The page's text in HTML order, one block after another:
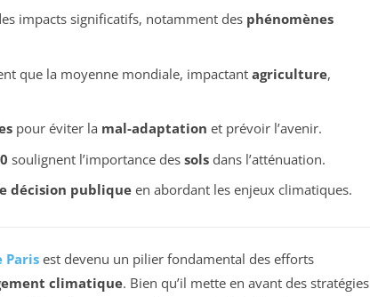
impacts significatifs, notamment des phénomènes
que la moyenne mondiale, impactant agriculture,
pour éviter la mal-adaptation et prévoir l’avenir.
soulignent l’importance des solsdans l’atténuation.
décision publiqueen abordant les enjeux climatiques.
Parisest devenu un pilier fondamental des efforts
climatique. Bien qu’il mette en avant des stratégies